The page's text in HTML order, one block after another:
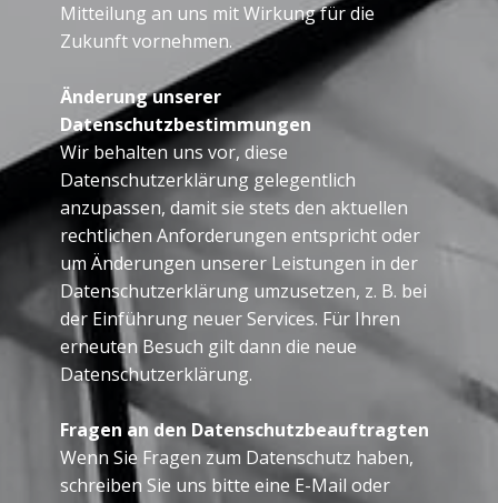
Mitteilung an uns mit Wirkung für die
Zukunft vornehmen.
Änderung unserer
Datenschutzbestimmungen
Wir behalten uns vor, diese
Datenschutzerklärung gelegentlich
anzupassen, damit sie stets den aktuellen
rechtlichen Anforderungen entspricht oder
um Änderungen unserer Leistungen in der
Datenschutzerklärung umzusetzen, z. B. bei
der Einführung neuer Services. Für Ihren
erneuten Besuch gilt dann die neue
Datenschutzerklärung.
Fragen an den Datenschutzbeauftragten
Wenn Sie Fragen zum Datenschutz haben,
schreiben Sie uns bitte eine E-Mail oder